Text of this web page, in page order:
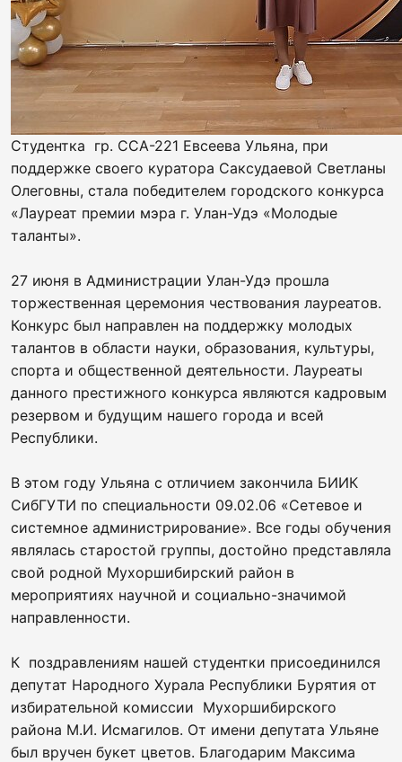
Студентка гр. ССА-221 Евсеева Ульяна, при
поддержке своего куратора Саксудаевой Светланы
Олеговны, стала победителем городского конкурса
«Лауреат премии мэра г. Улан-Удэ «Молодые
таланты».
27 июня в Администрации Улан-Удэ прошла
торжественная церемония чествования лауреатов.
Конкурс был направлен на поддержку молодых
талантов в области науки, образования, культуры,
спорта и общественной деятельности. Лауреаты
данного престижного конкурса являются кадровым
резервом и будущим нашего города и всей
Республики.
В этом году Ульяна с отличием закончила БИИК
СибГУТИ по специальности 09.02.06 «Сетевое и
системное администрирование». Все годы обучения
являлась старостой группы, достойно представляла
свой родной Мухоршибирский район в
мероприятиях научной и социально-значимой
направленности.
К поздравлениям нашей студентки присоединился
депутат Народного Хурала Республики Бурятия от
избирательной комиссии Мухоршибирского
района М.И. Исмагилов. От имени депутата Ульяне
был вручен букет цветов. Благодарим Максима